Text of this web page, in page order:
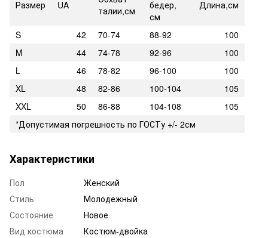
Размер UA
талии,см
бедер,
см
Длина,см
S 42 70-74 88-92
100
M
44 74-78 92-96
100
L
46 78-82 96-100
100
XL
48 82-86 100-104
105
XXL
50 86-88 104-108
105
*Допустимая погрешность по ГОСТу +/- 2см
Характеристики
Пол
Женский
Стиль
Молодежный
Состояние
Новое
Вид костюма
Костюм-двойка